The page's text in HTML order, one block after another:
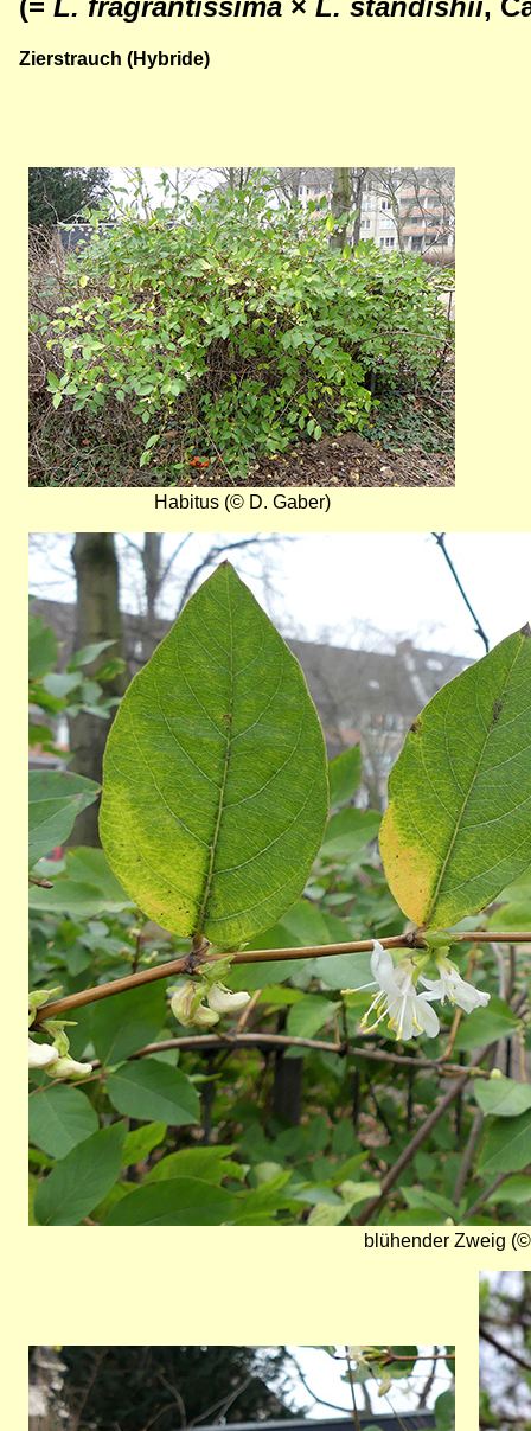
(= L. fragrantissima × L. standishii,
Zierstrauch (Hybride)
Bild
Habitus (© D. Gaber)
Bild
blühender Zweig
Bild
Bild